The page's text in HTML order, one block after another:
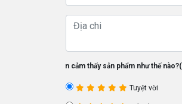
Bạn cảm thấy sản phẩm như thế
Tuyệt vời